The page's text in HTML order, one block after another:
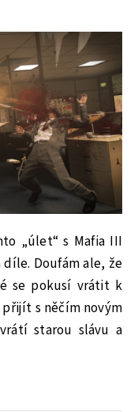
„úlet“ s Mafia III
Doufám ale, že
se pokusí vrátit k
s něčím novým
starou slávu a